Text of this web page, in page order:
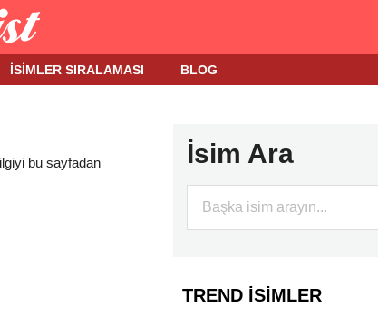
İSIMLER SIRALAMASI BLOG
bu sayfadan
İsim Ara
TREND İSIMLER